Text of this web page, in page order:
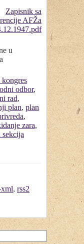
u
odbor,
rad,
plan, plan
,
zara,
sekcija
, rss2